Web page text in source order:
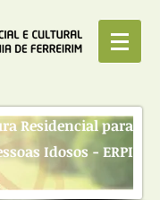
Residencial para
Idosos - ERPI